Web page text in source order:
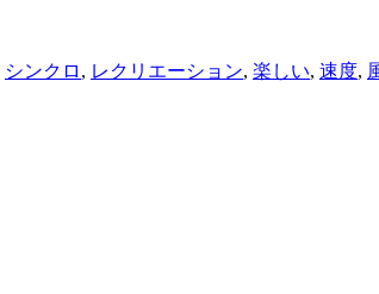
シンクロ , レクリエーション, 楽しい, 速度,